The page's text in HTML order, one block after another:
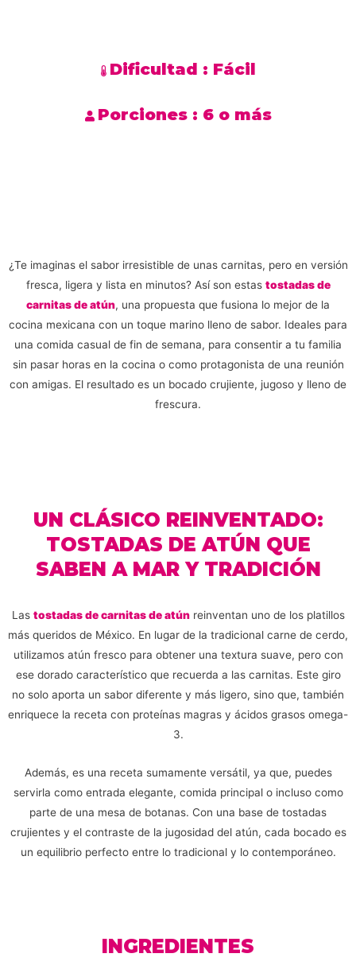
Dificultad : Fácil
Porciones : 6 o más
¿Te imaginas el sabor irresistible de unas carnitas, pero en versión
fresca, ligera y lista en minutos? Así son estas tostadas de
carnitas de atún, una propuesta que fusiona lo mejor de la
cocina mexicana con un toque marino lleno de sabor. Ideales para
una comida casual de fin de semana, para consentir a tu familia
sin pasar horas en la cocina o como protagonista de una reunión
con amigas. El resultado es un bocado crujiente, jugoso y lleno de
frescura.
UN CLÁSICO REINVENTADO:
TOSTADAS DE ATÚN QUE
SABEN A MAR Y TRADICIÓN
Las tostadas de carnitas de atúnreinventan uno de los platillos
más queridos de México. En lugar de la tradicional carne de cerdo,
utilizamos atún fresco para obtener una textura suave, pero con
ese dorado característico que recuerda a las carnitas. Este giro
no solo aporta un sabor diferente y más ligero, sino que, también
enriquece la receta con proteínas magras y ácidos grasos omega-
3.
Además, es una receta sumamente versátil, ya que, puedes
servirla como entrada elegante, comida principal o incluso como
parte de una mesa de botanas. Con una base de tostadas
crujientes y el contraste de la jugosidad del atún, cada bocado es
un equilibrio perfecto entre lo tradicional y lo contemporáneo.
INGREDIENTES